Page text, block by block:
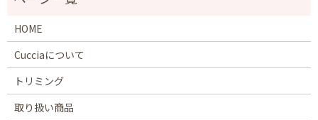
HOME
Cucciaについて
トリミング
取り扱い商品